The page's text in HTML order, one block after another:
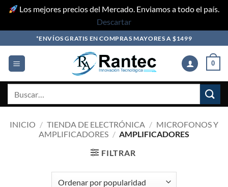
Los mejores precios del Mercado. Enviamos a todo el país.
Descartar
to
content
*ENVÍOS GRATIS EN COMPRAS MAYORES A $1499
0
INICIO / TIENDA DE ELECTRÓNICA / MICROFONOS Y
AMPLIFICADORES / AMPLIFICADORES
FILTRAR